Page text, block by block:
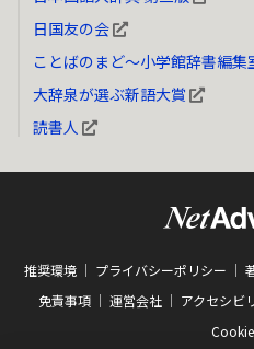
日国友の会
ことばのまど～小学館辞書編集
大辞泉が選ぶ新語大賞
読書人
推奨環境 プライバシーポリシー
免責事項
運営会社 アクセシビ